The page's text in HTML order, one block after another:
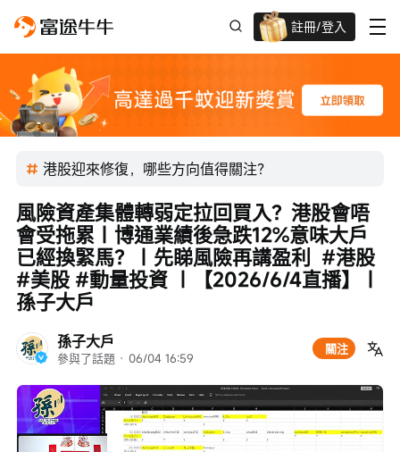
註冊/登入
港股迎來修復，哪些方向值得關注？
孫子大戶
參與了話題 · 06/04 16:59
關注
風險資產集體轉弱定拉回買入？港股會唔
會受拖累｜博通業績後急跌12%意味大戶
已經換緊馬？｜先睇風險再講盈利  #港股
#美股 #動量投資 ｜【2026/6/4直播】｜
孫子大戶